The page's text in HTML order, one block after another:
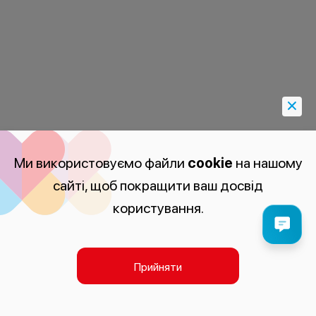
Ми використовуємо файли cookie на нашому
сайті, щоб покращити ваш досвід
користування.
Прийняти